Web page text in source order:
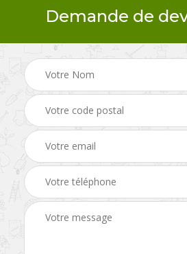
Demande de